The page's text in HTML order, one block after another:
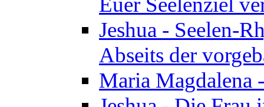
Jeshua - Seelen-
Abseits der
Maria Magdalena